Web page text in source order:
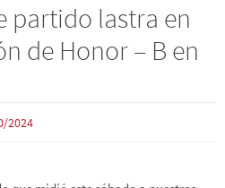
partido lastra en
de Honor – B en
2024